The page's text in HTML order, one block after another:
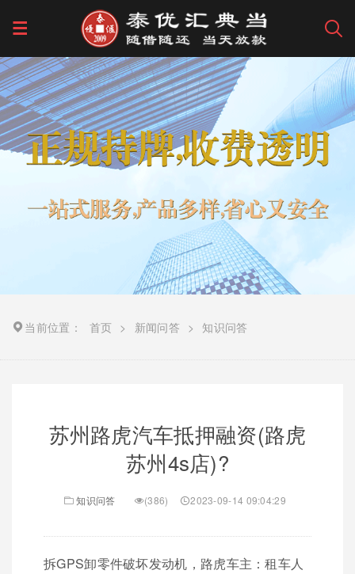
当前位置： 首页 > 新闻问答 > 知识问答
苏州路虎汽车抵押融资(路虎
苏州4s店)?
知识问答 (386) 2023-09-14 09:04:29
拆GPS卸零件破坏发动机，路虎车主：租车人